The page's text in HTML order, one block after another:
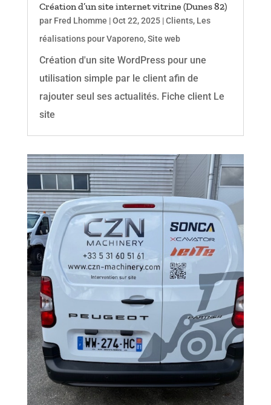
Création d’un site internet vitrine (Dunes 82)
par Fred Lhomme |Oct 22, 2025|Clients, Les
réalisations pour Vaporeno,Site web
Création d'un site WordPress pour une
utilisation simple par le client afin de
rajouter seul ses actualités. Fiche client Le
site